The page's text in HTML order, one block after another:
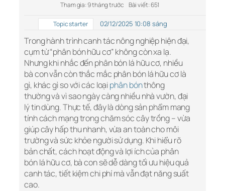
Tham gia: 9 tháng trước Bài viết: 651
Topic starter 02/12/2025 10:08 sáng
Trong hành trình canh tác nông nghiệp hiện đại,
cụm từ “phân bón hữu cơ” không còn xa lạ.
Nhưng khi nhắc đến phân bón lá hữu cơ, nhiều
bà con vẫn còn thắc mắc phân bón lá hữu cơ là
gì, khác gì so với các loạiphân bónthông
thường và vì sao ngày càng nhiều nhà vườn, đại
lý tin dùng. Thực tế, đây là dòng sản phẩm mang
tính cách mạng trong chăm sóc cây trồng – vừa
giúp cây hấp thu nhanh, vừa an toàn cho môi
trường và sức khỏe người sử dụng. Khi hiểu rõ
bản chất, cách hoạt động và lợi ích của phân
bón lá hữu cơ, bà con sẽ dễ dàng tối ưu hiệu quả
canh tác, tiết kiệm chi phí mà vẫn đạt năng suất
cao.